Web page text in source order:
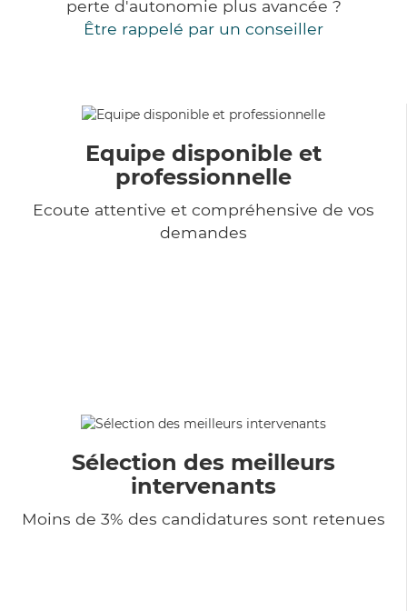
perte d'autonomie plus avancée ?
Être rappelé par un conseiller
Equipe disponible et
professionnelle
Ecoute attentive et compréhensive de vos
demandes
Sélection des meilleurs
intervenants
Moins de 3% des candidatures sont retenues